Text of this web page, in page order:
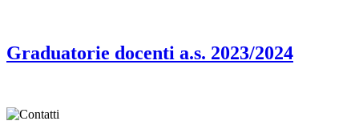
Graduatorie docenti a.s. 2023/2024